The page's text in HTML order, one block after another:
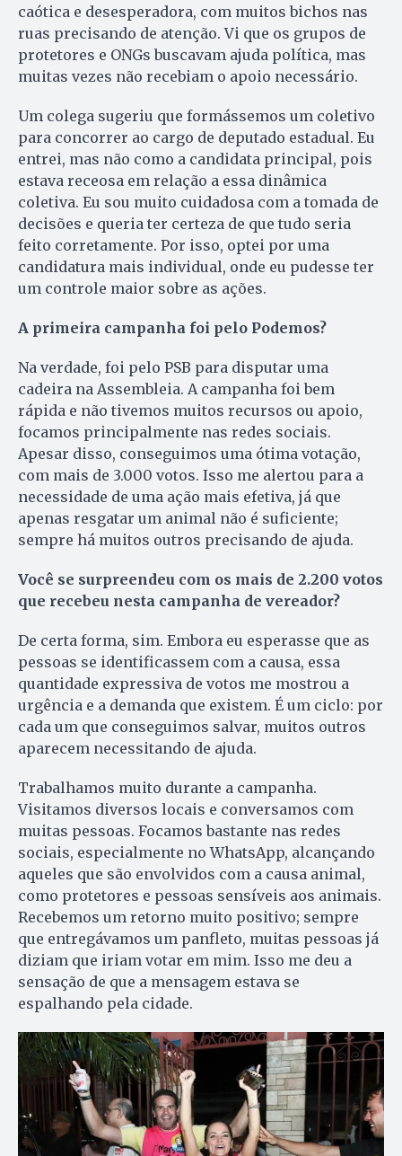
caótica e desesperadora, com muitos bichos nas
ruas precisando de atenção. Vi que os grupos de
protetores e ONGs buscavam ajuda política, mas
muitas vezes não recebiam o apoio necessário.
Um colega sugeriu que formássemos um coletivo
para concorrer ao cargo de deputado estadual. Eu
entrei, mas não como a candidata principal, pois
estava receosa em relação a essa dinâmica
coletiva. Eu sou muito cuidadosa com a tomada de
decisões e queria ter certeza de que tudo seria
feito corretamente. Por isso, optei por uma
candidatura mais individual, onde eu pudesse ter
um controle maior sobre as ações.
A primeira campanha foi pelo Podemos?
Na verdade, foi pelo PSB para disputar uma
cadeira na Assembleia. A campanha foi bem
rápida e não tivemos muitos recursos ou apoio,
focamos principalmente nas redes sociais.
Apesar disso, conseguimos uma ótima votação,
com mais de 3.000 votos. Isso me alertou para a
necessidade de uma ação mais efetiva, já que
apenas resgatar um animal não é suficiente;
sempre há muitos outros precisando de ajuda.
Você se surpreendeu com os mais de 2.200 votos
que recebeu nesta campanha de vereador?
De certa forma, sim. Embora eu esperasse que as
pessoas se identificassem com a causa, essa
quantidade expressiva de votos me mostrou a
urgência e a demanda que existem. É um ciclo: por
cada um que conseguimos salvar, muitos outros
aparecem necessitando de ajuda.
Trabalhamos muito durante a campanha.
Visitamos diversos locais e conversamos com
muitas pessoas. Focamos bastante nas redes
sociais, especialmente no WhatsApp, alcançando
aqueles que são envolvidos com a causa animal,
como protetores e pessoas sensíveis aos animais.
Recebemos um retorno muito positivo; sempre
que entregávamos um panfleto, muitas pessoas já
diziam que iriam votar em mim. Isso me deu a
sensação de que a mensagem estava se
espalhando pela cidade.